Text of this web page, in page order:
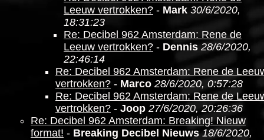
Leeuw vertrokken? - Mark 30/6/2020,
18:31:23
Re: Decibel 962 Amsterdam: Rene de
Leeuw vertrokken? - Dennis 28/6/2020,
22:46:14
Re: Decibel 962 Amsterdam: Rene de
vertrokken? - Marco 28/6/2020, 0:57:28
Re: Decibel 962 Amsterdam: Rene de
vertrokken? - Joop 27/6/2020, 20:26:36
Re: Decibel 962 Amsterdam: Breaking! Nieuw
format! - Breaking Decibel Nieuws 18/6/2020,